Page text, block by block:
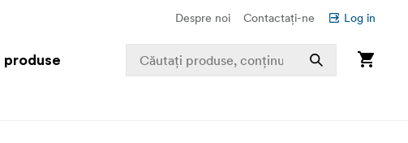
Despre noi Contactați-ne Log in
produse